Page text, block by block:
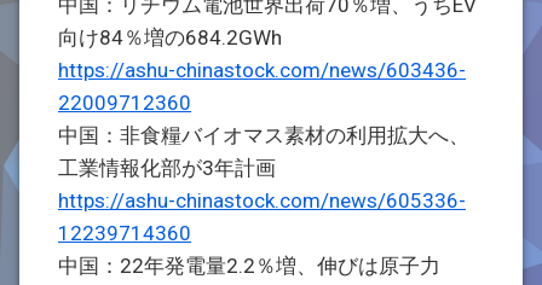
中国：リチウム電池世界出荷70％増、うちEV
向け84％増の684.2GWh
https://ashu-chinastock.com/news/603436-
22009712360
中国：非食糧バイオマス素材の利用拡大へ、
工業情報化部が3年計画
https://ashu-chinastock.com/news/605336-
12239714360
中国：22年発電量2.2％増、伸びは原子力